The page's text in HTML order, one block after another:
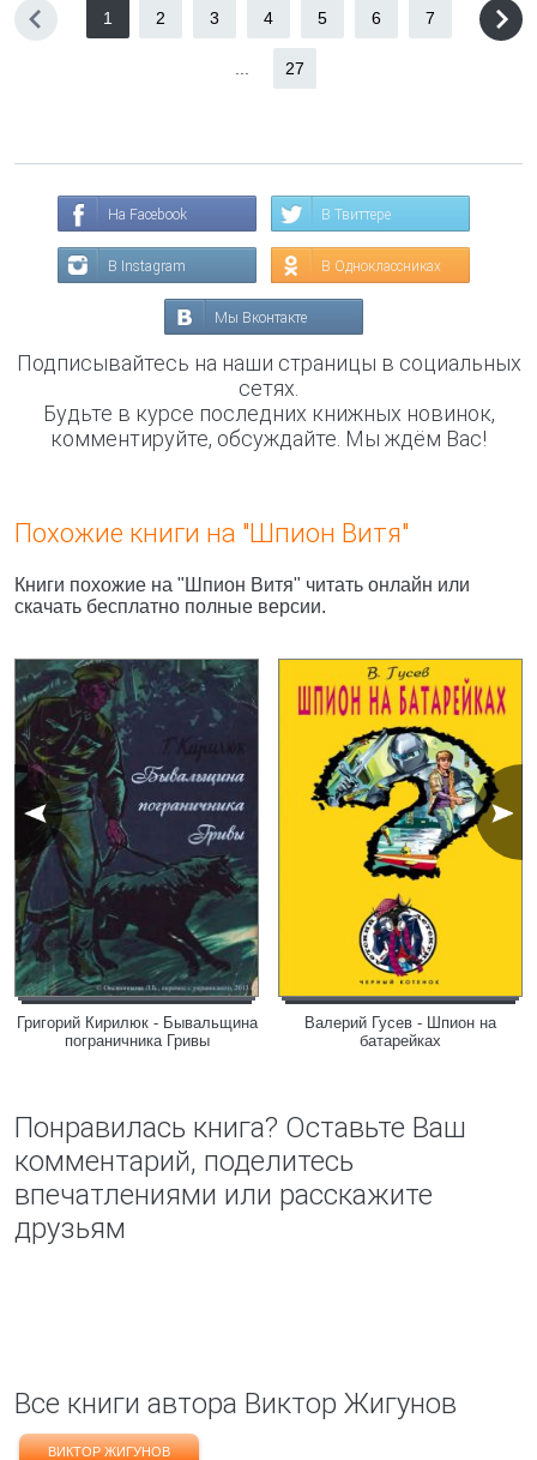
1 2 3 4 5 6 7
27
На Facebook В Твиттере
В Instagram В Одноклассниках
Мы Вконтакте
Подписывайтесь на наши страницы в социальных
сетях.
Будьте в курсе последних книжных новинок,
комментируйте, обсуждайте. Мы ждём Вас!
Похожие книги на "Шпион Витя"
Книги похожие на "Шпион Витя" читать онлайн или
скачать бесплатно полные версии.
Григорий Кирилюк - Бывальщина
пограничника Гривы
Валерий Гусев - Шпион на
батарейках
Понравилась книга? Оставьте Ваш
комментарий, поделитесь
впечатлениями или расскажите
друзьям
Все книги автора Виктор Жигунов
ВИКТОР ЖИГУНОВ